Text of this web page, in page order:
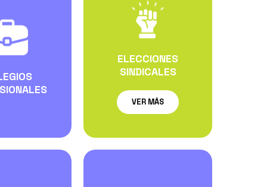
ELECCIONES
SINDICALES
VER MÁS